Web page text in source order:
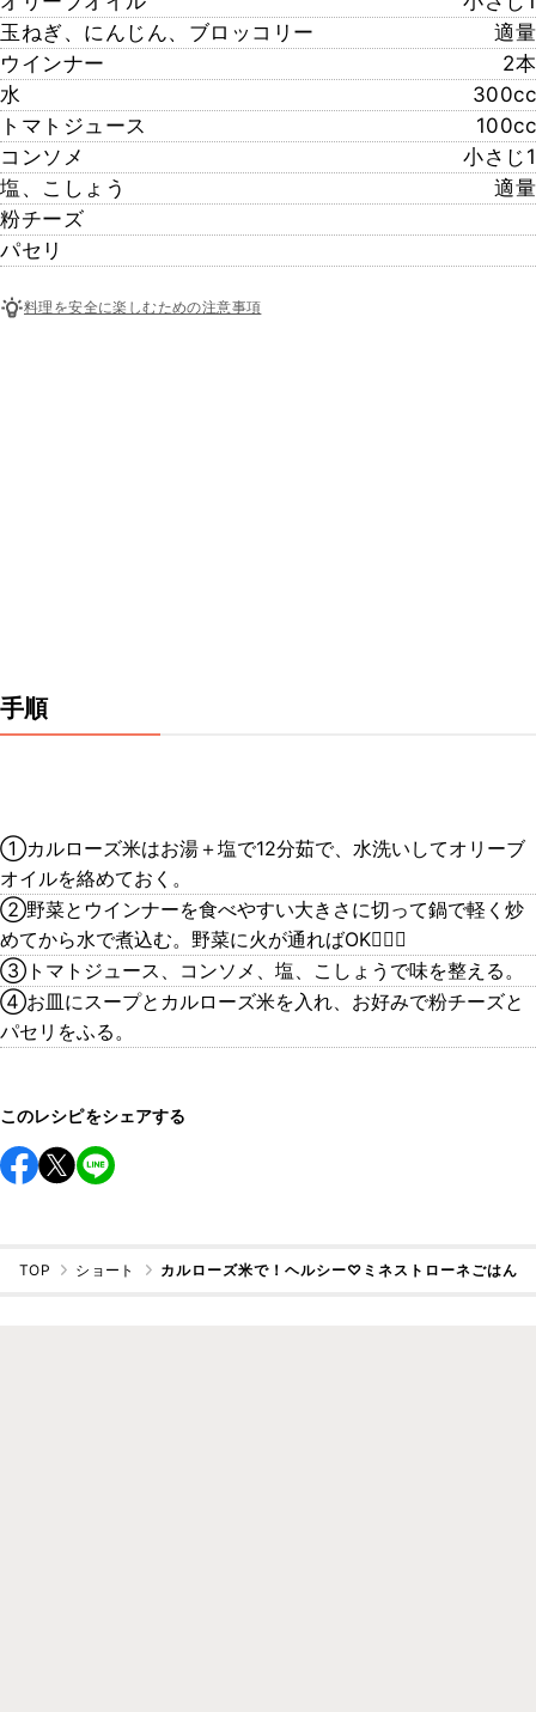
玉ねぎ、にんじん、ブロッコリー
適量
ウインナー
2本
水
300cc
トマトジュース
100cc
コンソメ
小さじ1
塩、こしょう
適量
粉チーズ
パセリ
料理を安全に楽しむための注意事項
手順
①カルローズ米はお湯＋塩で12分茹で、水洗いしてオリーブ
オイルを絡めておく。
②野菜とウインナーを食べやすい大きさに切って鍋で軽く炒
めてから水で煮込む。野菜に火が通ればOK🙆🏻‍♀️
③トマトジュース、コンソメ、塩、こしょうで味を整える。
④お皿にスープとカルローズ米を入れ、お好みで粉チーズと
パセリをふる。
このレシピをシェアする
TOP ショート カルローズ米で！ヘルシー♡ミネストローネごはん